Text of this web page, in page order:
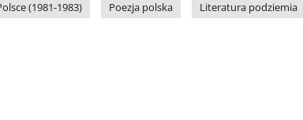
(1981-1983) Poezja polska Literatura podziemia